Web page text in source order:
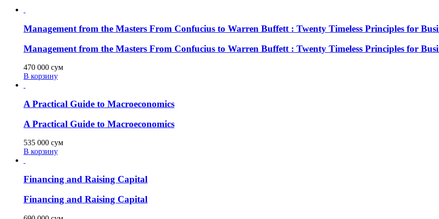
Management from the Masters From Confucius to Warren Buffett : Twenty Timeless Principles for
Management from the Masters From Confucius to Warren Buffett : Twenty Timeless Principles for
470 000 сум
В корзину
A Practical Guide to Macroeconomics
A Practical Guide to Macroeconomics
535 000 сум
В корзину
Financing and Raising Capital
Financing and Raising Capital